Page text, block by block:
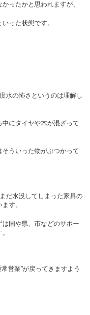
ったかと思われますが、
った状態です。
水の怖さというのは理解し
にタイヤや木が混ざって
ういった物がぶつかって
だ水没してしまった家具の
す。
国や県、市などのサポー
営業”が戻ってきますよう